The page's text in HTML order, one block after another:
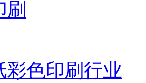
彩色印刷行业